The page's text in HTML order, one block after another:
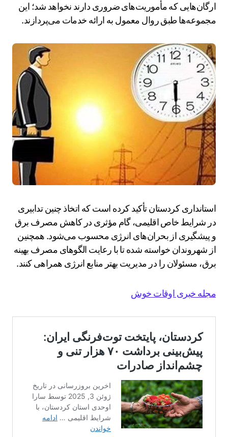
ارگان‌هایی که مأموریت‌های ضروری دارند نخواهد شد؛ این
مجموعه‌ها طبق روال معمول به ارائه خدمات می‌پردازند.
استانداری کردستان تأکید کرده است که اتخاذ چنین تدابیری
در شرایط خاص اقلیمی، گام مؤثری در کاهش مصرف برق
و پیشگیری از بحران‌های انرژی محسوب می‌شود. همچنین
از شهروندان خواسته شده تا با رعایت الگوهای مصرف بهینه
برق، مسئولان را در مدیریت بهتر منابع انرژی همراهی کنند.
مجله خبری اوقات خوش